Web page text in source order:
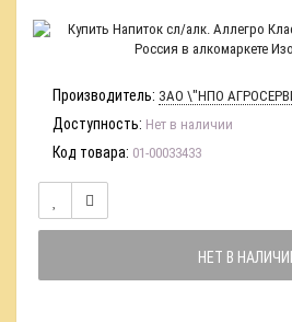
Производитель: ЗАО \"НПО
Доступность: Нет в наличии
Код товара: 01-00033433
НЕТ В